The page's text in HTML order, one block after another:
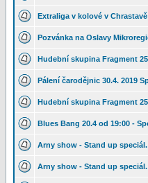
Extraliga v kolové v
Pozvánka na Oslavy
Hudební skupina Fragment
Pálení čarodějnic 30.4. 2019
Hudební skupina Fragment
Blues Bang 20.4 od 19:00 -
Arny show - Stand up
Arny show - Stand up